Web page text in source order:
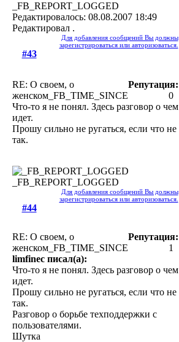
_FB_REPORT_LOGGED
Редактировалось: 08.08.2007 18:49
Редактировал .
Для добавления сообщений Вы должны
зарегистрироваться или авторизоваться.
#43
RE: О своем, о
женском_FB_TIME_SINCE
Репутация:
0
Что-то я не понял. Здесь разговор о чем
идет.
Прошу сильно не ругаться, если что не
так.
_FB_REPORT_LOGGED
Для добавления сообщений Вы должны
зарегистрироваться или авторизоваться.
#44
RE: О своем, о
женском_FB_TIME_SINCE
Репутация:
1
limfinec писал(а):
Что-то я не понял. Здесь разговор о чем
идет.
Прошу сильно не ругаться, если что не
так.
Разговор о борьбе техподдержки с
пользователями.
Шутка